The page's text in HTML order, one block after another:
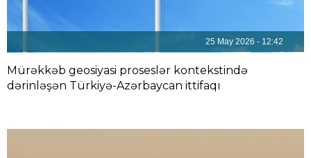
25 May 2026 - 12:42
Mürəkkəb geosiyasi proseslər kontekstində
dərinləşən Türkiyə-Azərbaycan ittifaqı